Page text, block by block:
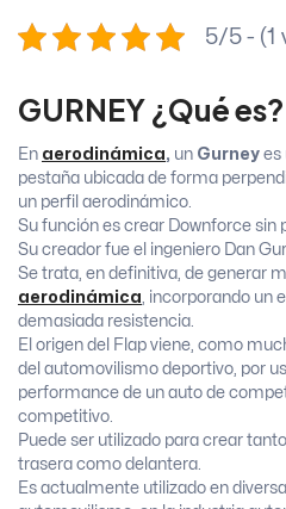
5/5 - (1
GURNEY ¿Qué es?
En aerodinámica, un Gurney es
pestaña ubicada de forma
un perfil aerodinámico.
Su función es crear Downforce sin
Su creador fue el ingeniero Dan
Se trata, en definitiva, de generar
aerodinámica , incorporando un
demasiada resistencia.
El origen del Flap viene, como
del automovilismo deportivo, por
performance de un auto de
competitivo.
Puede ser utilizado para crear
trasera como delantera.
Es actualmente utilizado en